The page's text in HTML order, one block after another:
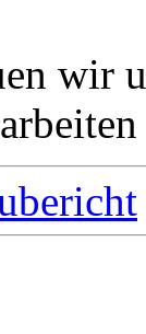
wir